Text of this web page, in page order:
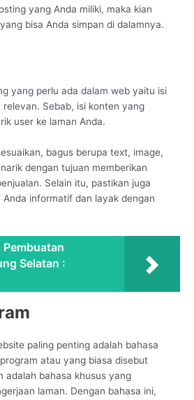
yang Anda miliki, maka kian
bisa Anda simpan di dalamnya.
yang perlu ada dalam web yaitu isi
Sebab, isi konten yang
user ke laman Anda.
bagus berupa text, image,
dengan tujuan memberikan
Selain itu, pastikan juga
informatif dan layak dengan
Pembuatan
Selatan :
paling penting adalah bahasa
atau yang biasa disebut
adalah bahasa khusus yang
laman. Dengan bahasa ini,